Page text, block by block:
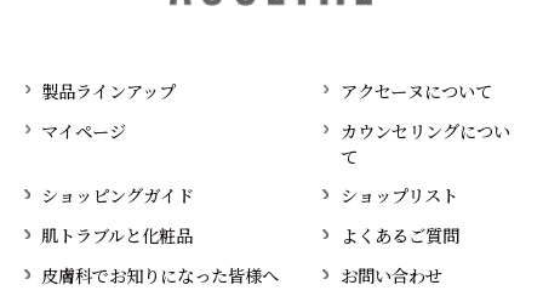
製品ラインアップ
アクセーヌについて
マイページ
カウンセリングについ
て
ショッピングガイド
ショップリスト
肌トラブルと化粧品
よくあるご質問
皮膚科でお知りになった皆様へ
お問い合わせ